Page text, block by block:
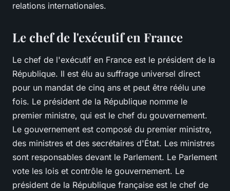
relations internationales.
Le chef de l'exécutif en France
Le chef de l'exécutif en France est le président de la
République. Il est élu au suffrage universel direct
pour un mandat de cinq ans et peut être réélu une
fois. Le président de la République nomme le
premier ministre, qui est le chef du gouvernement.
Le gouvernement est composé du premier ministre,
des ministres et des secrétaires d'État. Les ministres
sont responsables devant le Parlement. Le Parlement
vote les lois et contrôle le gouvernement. Le
président de la République française est le chef de